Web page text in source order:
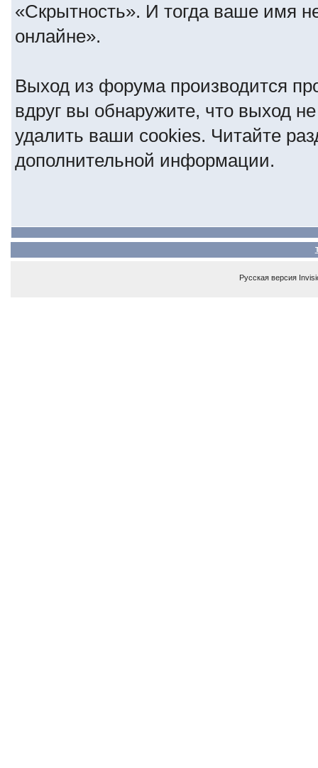
«Скрытность». И тогда ваше имя
онлайне».
Выход из форума производится
вдруг вы обнаружите, что выход
удалить ваши cookies. Читайте
дополнительной информации.
Русская версия